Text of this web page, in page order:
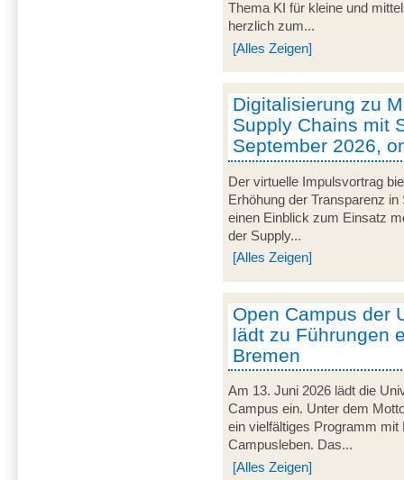
Thema KI für kleine und
herzlich zum...
[Alles Zeigen]
Digitalisierung zu
Supply Chains mit
September 2026,
Der virtuelle Impulsvortrag
Erhöhung der Transparenz
einen Einblick zum Einsatz
der Supply...
[Alles Zeigen]
Open Campus der
lädt zu Führungen
Bremen
Am 13. Juni 2026 lädt die
Campus ein. Unter dem
ein vielfältiges Programm
Campusleben. Das...
[Alles Zeigen]